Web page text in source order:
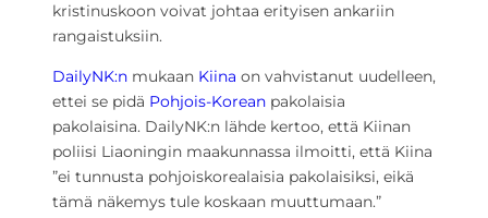
kristinuskoon voivat johtaa erityisen ankariin
rangaistuksiin.
DailyNK:n mukaan Kiina on vahvistanut uudelleen,
ettei se pidä Pohjois-Korean pakolaisia
pakolaisina. DailyNK:n lähde kertoo, että Kiinan
poliisi Liaoningin maakunnassa ilmoitti, että Kiina
”ei tunnusta pohjoiskorealaisia pakolaisiksi, eikä
tämä näkemys tule koskaan muuttumaan.”